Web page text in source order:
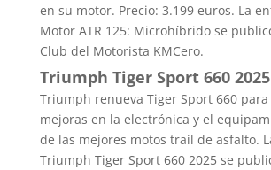
en su motor. Precio: 3.199 euros. La
Motor ATR 125: Microhíbrido se
Club del Motorista KMCero.
Triumph Tiger Sport 660 2025
Triumph renueva Tiger Sport 660 para
mejoras en la electrónica y el
de las mejores motos trail de asfalto.
Triumph Tiger Sport 660 2025 se